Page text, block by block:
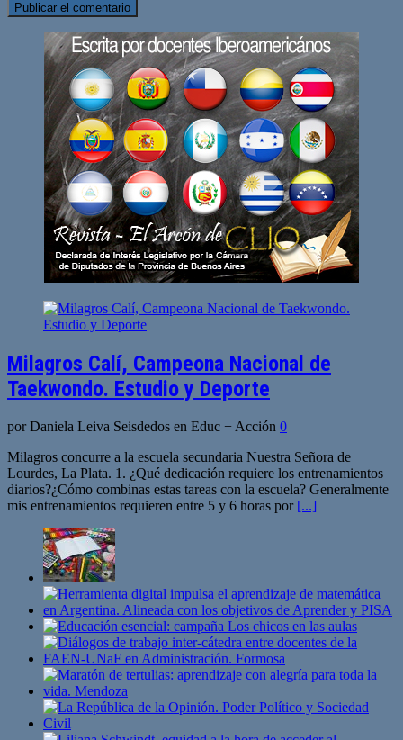
Milagros Calí, Campeona Nacional de
Taekwondo. Estudio y Deporte
por Daniela Leiva Seisdedos en Educ + Acción 0
Milagros concurre a la escuela secundaria Nuestra Señora de
Lourdes, La Plata. 1. ¿Qué dedicación requiere los entrenamientos
diarios?¿Cómo combinas estas tareas con la escuela? Generalmente
mis entrenamientos requieren entre 5 y 6 horas por [...]